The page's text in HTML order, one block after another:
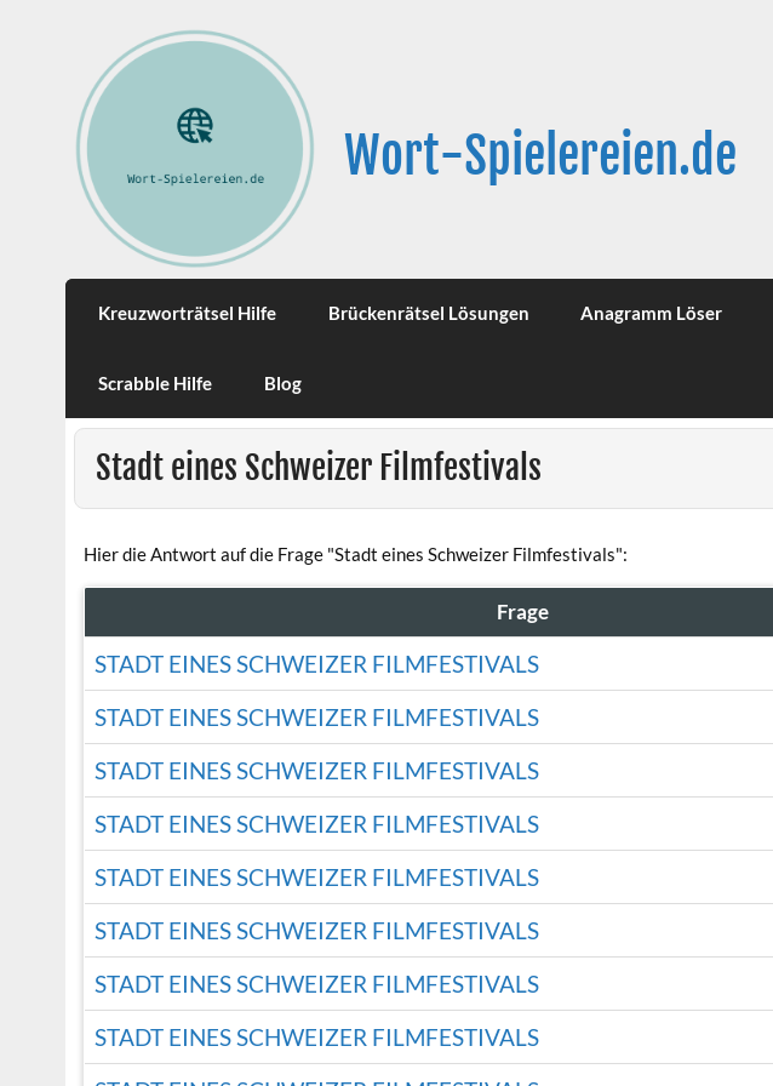
Wort-Spielereien.de
Kreuzworträtsel Hilfe Brückenrätsel Lösungen Anagramm Löser
Scrabble Hilfe Blog
Stadt eines Schweizer Filmfestivals
Hier die Antwort auf die Frage "Stadt eines Schweizer Filmfestivals":
Frage
STADT EINES SCHWEIZER FILMFESTIVALS
STADT EINES SCHWEIZER FILMFESTIVALS
STADT EINES SCHWEIZER FILMFESTIVALS
STADT EINES SCHWEIZER FILMFESTIVALS
STADT EINES SCHWEIZER FILMFESTIVALS
STADT EINES SCHWEIZER FILMFESTIVALS
STADT EINES SCHWEIZER FILMFESTIVALS
STADT EINES SCHWEIZER FILMFESTIVALS